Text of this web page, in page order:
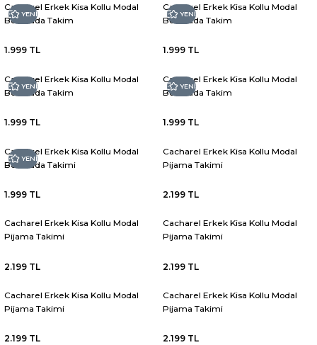
YENİ
Cacharel Erkek Kisa Kollu Modal
Bermuda Takim
1.999 TL
YENİ
Cacharel Erkek Kisa Kollu Modal
Bermuda Takim
1.999 TL
YENİ
Cacharel Erkek Kisa Kollu Modal
Bermuda Takim
1.999 TL
YENİ
Cacharel Erkek Kisa Kollu Modal
Bermuda Takim
1.999 TL
YENİ
Cacharel Erkek Kisa Kollu Modal
Bermuda Takimi
1.999 TL
Cacharel Erkek Kisa Kollu Modal
Pijama Takimi
2.199 TL
Cacharel Erkek Kisa Kollu Modal
Pijama Takimi
2.199 TL
Cacharel Erkek Kisa Kollu Modal
Pijama Takimi
2.199 TL
Cacharel Erkek Kisa Kollu Modal
Pijama Takimi
2.199 TL
Cacharel Erkek Kisa Kollu Modal
Pijama Takimi
2.199 TL